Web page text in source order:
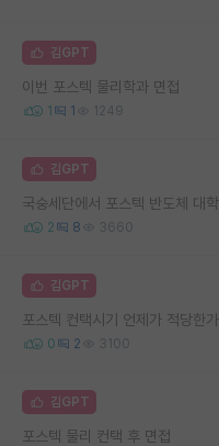
김GPT
이번 포스텍 물리학과 면접
1 1 1249
김GPT
국숭세단에서 포스텍 반도체 대
2 8 3660
김GPT
포스텍 컨택시기 언제가 적당한
0 2 3100
김GPT
포스텍 물리 컨택 후 면접